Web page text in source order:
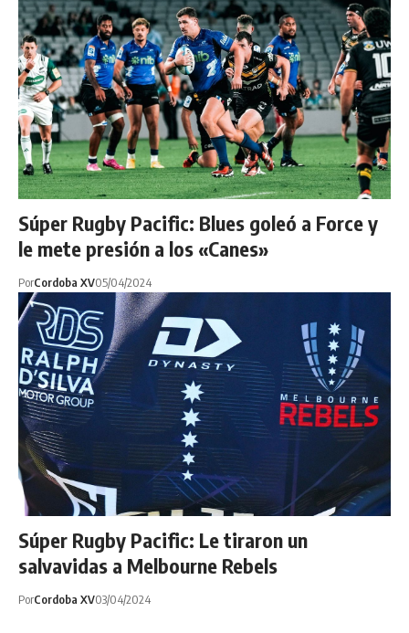
Súper Rugby Pacific: Blues goleó a Force y
le mete presión a los «Canes»
PorCordoba XV05/04/2024
Súper Rugby Pacific: Le tiraron un
salvavidas a Melbourne Rebels
PorCordoba XV03/04/2024